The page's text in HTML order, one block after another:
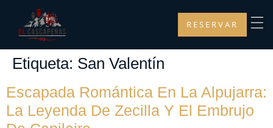
RESERVAR
Etiqueta: San Valentín
Escapada Romántica En La Alpujarra:
La Leyenda De Zecilla Y El Embrujo